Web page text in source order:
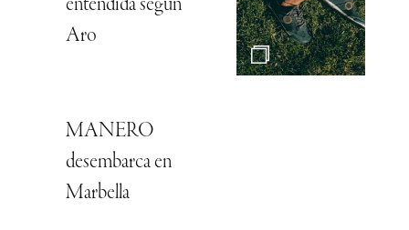
entendida según
Aro
MANERO
desembarca en
Marbella